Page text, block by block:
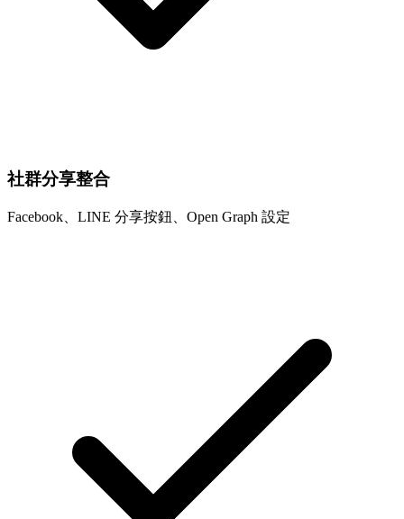
社群分享整合
Facebook、LINE 分享按鈕、Open Graph 設定